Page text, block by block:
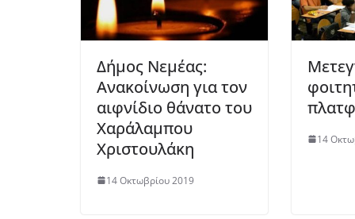
Δήμος Νεμέας:
Ανακοίνωση για τον
αιφνίδιο θάνατο του
Χαράλαμπου
Χριστουλάκη
14 Οκτωβρίου 2019
14